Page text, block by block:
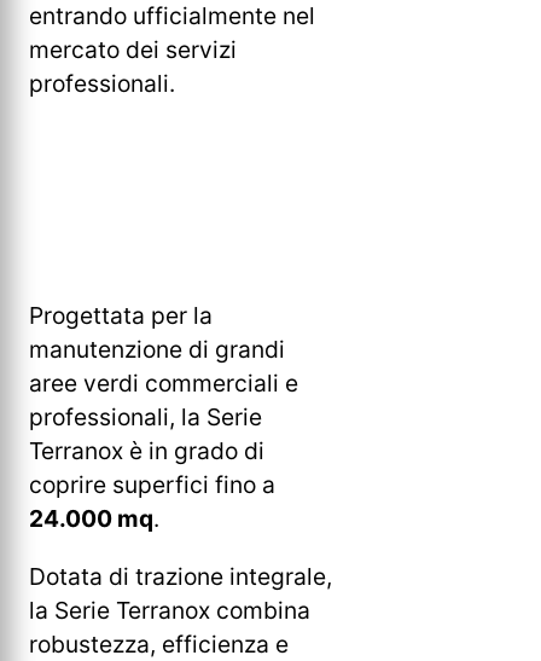
entrando ufficialmente nel
mercato dei servizi
professionali.
Progettata per la
manutenzione di grandi
aree verdi commerciali e
professionali, la Serie
Terranox è in grado di
coprire superfici fino a
24.000 mq.
Dotata di trazione integrale,
la Serie Terranox combina
robustezza, efficienza e